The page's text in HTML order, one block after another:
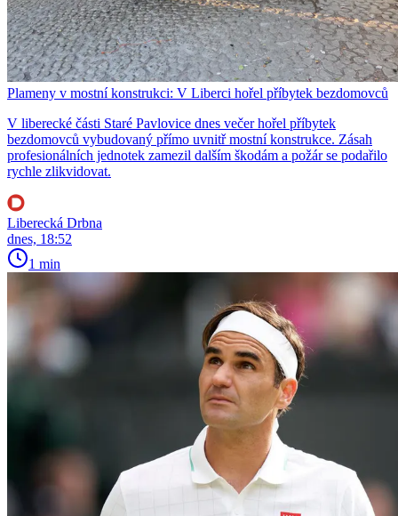
Plameny v mostní konstrukci: V Liberci hořel příbytek bezdomovců
V liberecké části Staré Pavlovice dnes večer hořel příbytek
bezdomovců vybudovaný přímo uvnitř mostní konstrukce. Zásah
profesionálních jednotek zamezil dalším škodám a požár se podařilo
rychle zlikvidovat.
Liberecká Drbna
dnes, 18:52
1 min